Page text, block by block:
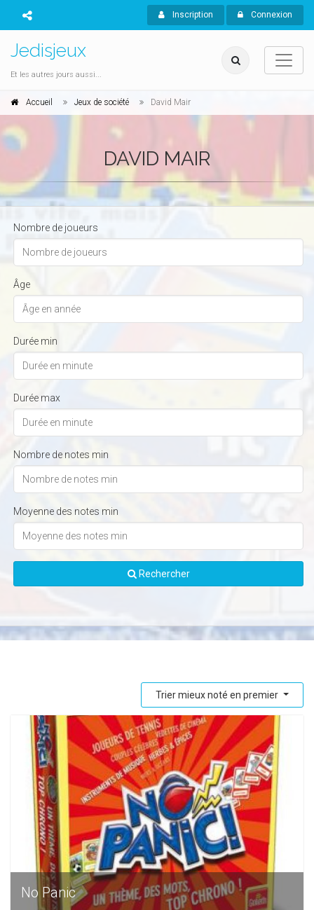
Inscription Connexion
Jedisjeux
Et les autres jours aussi...
Accueil Jeux de société David Mair
DAVID MAIR
Nombre de joueurs
Âge
Durée min
Durée max
Nombre de notes min
Moyenne des notes min
Rechercher
Trier mieux noté en premier
No Panic